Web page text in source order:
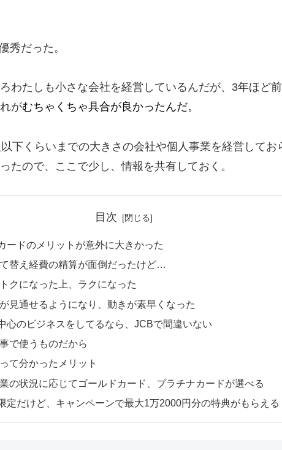
秀だった。
わたしも小さな会社を経営しているんだが、3年ほど
がむちゃくちゃ具合が良かったんだ。
下くらいまでの大きさの会社や個人事業を経営してお
たので、ここで少し、情報を共有しておく。
目次
ードのメリットが意外に大きかった
替え経費の精算が面倒だったけど…
クになった上、ラクになった
見通せるようになり、動きが素早くなった
心のビジネスをしてるなら、JCBで間違いない
で使うものだから
て分かったメリット
の状況に応じてゴールドカード、プラチナカードが選べる
定だけど、キャンペーンで最大1万2000円分の特典がもらえる